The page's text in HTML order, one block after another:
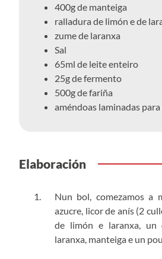
400g de manteiga
ralladura de limón e de
zume de laranxa
Sal
65ml de leite enteiro
25g de fermento
500g de fariña
améndoas laminadas
Elaboración
Nun bol, comezamos a
azucre, licor de anís (2
de limón e laranxa, un
laranxa, manteiga e un